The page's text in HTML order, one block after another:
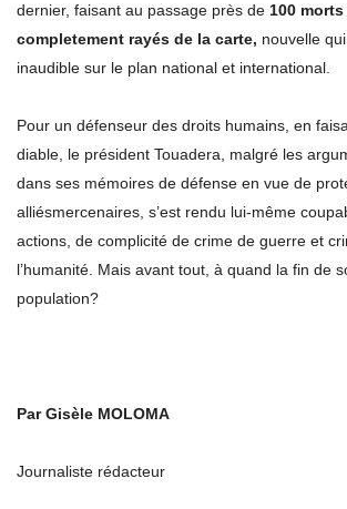
dernier, faisant au passage près de 100 morts
completement rayés de la carte, nouvelle
inaudible sur le plan national et international.
Pour un défenseur des droits humains, en
diable, le président Touadera, malgré les
dans ses mémoires de défense en vue de
alliésmercenaires, s’est rendu lui-même
actions, de complicité de crime de guerre et
l’humanité. Mais avant tout, à quand la fin de
population?
Par Gisèle MOLOMA
Journaliste rédacteur